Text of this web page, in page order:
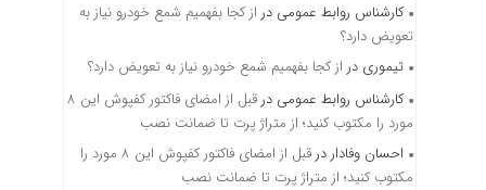
کارشناس روابط عمومی در از کجا بفهمیم شمع خودرو نیاز به
تعویض دارد؟
تیموری در از کجا بفهمیم شمع خودرو نیاز به تعویض دارد؟
کارشناس روابط عمومی در
قبل از امضای فاکتور کفپوش این ۸
مورد را مکتوب کنید؛ از متراژ پرت تا ضمانت نصب
احسان وفادار در
قبل از امضای فاکتور کفپوش این ۸ مورد را
مکتوب کنید؛ از متراژ پرت تا ضمانت نصب